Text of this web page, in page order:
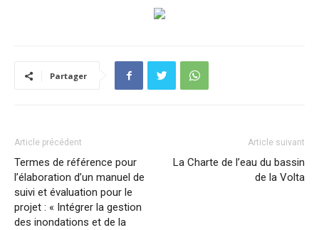
Partager
Article précédent
Termes de référence pour
l’élaboration d’un manuel de
suivi et évaluation pour le
projet : « Intégrer la gestion
des inondations et de la
Article suivant
La Charte de l’eau du bassin
de la Volta